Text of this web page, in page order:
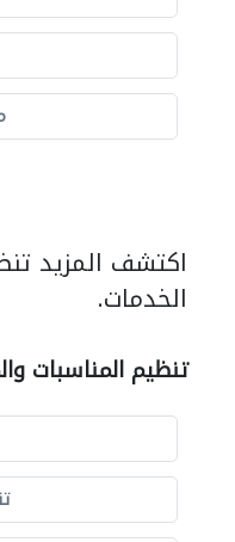
اكتشف المزيد
الخدمات.
تنظيم المناسبات